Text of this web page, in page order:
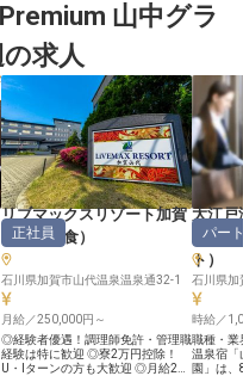
舗の温泉旅館です。お食事は、新鮮
な海の幸をふんだんに使用し、長年
232客室を備えて、お客様をお迎え
しています。※この求人は2023年7
月4日時点の情報です
テルを一
しのや
山中グラ
求人
リブマックスリゾート加賀
山代（和食）
正社員
石川県加賀市山代温泉温泉通32-1
月給／250,000円～
◎経験者優遇！調理師免許・管理職
経験は特に歓迎 ◎寮2万円控除！
U・Iターンの方も大歓迎 ◎月給27
大江
よしの
ト ）
パー
石川県加
時給／
職種・業
温泉宿
園」は